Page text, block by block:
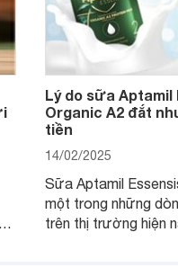
Lý do sữa Aptamil
Organic A2 đắt
tiền
14/02/2025
Sữa Aptamil
một trong những
trên thị trường hiện